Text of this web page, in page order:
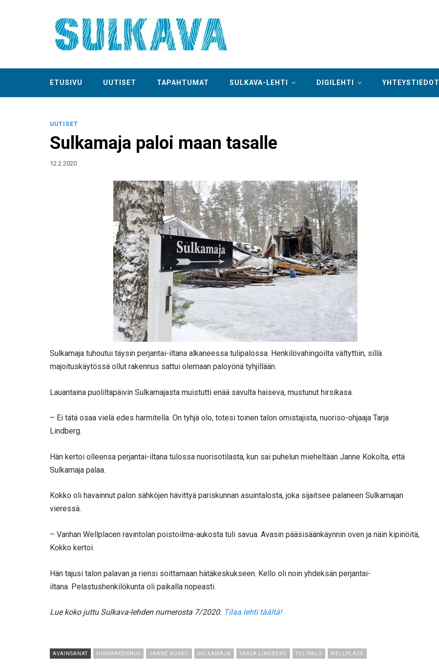
ETUSIVU UUTISET TAPAHTUMAT SULKAVA-LEHTI DIGILEHTI YHTEYSTIEDOT
UUTISET
Sulkamaja paloi maan tasalle
12.2.2020
Sulkamaja tuhoutui täysin perjantai-iltana alkaneessa tulipalossa. Henkilövahingoilta vältyttiin, sillä
majoituskäytössä ollut rakennus sattui olemaan paloyönä tyhjillään.
Lauantaina puoliltapäivin Sulkamajasta muistutti enää savulta haiseva, mustunut hirsikasa.
– Ei tätä osaa vielä edes harmitella. On tyhjä olo, totesi toinen talon omistajista, nuoriso-ohjaaja Tarja
Lindberg.
Hän kertoi olleensa perjantai-iltana tulossa nuorisotilasta, kun sai puhelun mieheltään Janne Kokolta, että
Sulkamaja palaa.
Kokko oli havainnut palon sähköjen hävittyä pariskunnan asuintalosta, joka sijaitsee palaneen Sulkamajan
vieressä.
– Vanhan Wellplacen ravintolan poistoilma-aukosta tuli savua. Avasin pääsisäänkäynnin oven ja näin kipinöitä,
Kokko kertoi.
Hän tajusi talon palavan ja riensi soittamaan hätäkeskukseen. Kello oli noin yhdeksän perjantai-
iltana. Pelastushenkilökunta oli paikalla nopeasti.
Lue koko juttu Sulkava-lehden numerosta 7/2020. Tilaa lehti täältä!
AVAINSANAT HIRSIRAKENNUS JANNE KOKKO SULKAMAJA TARJA LINDBERG TULIPALO WELLPLACE